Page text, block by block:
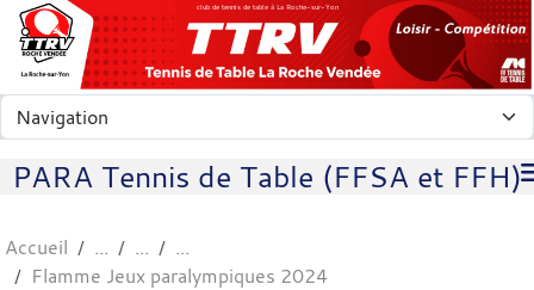
club de tennis de table à La Roche-sur-Yon
PARA Tennis de Table (FFSA et FFH)
Accueil
Flamme Jeux paralympiques 2024
Panneau de gestion des cookies